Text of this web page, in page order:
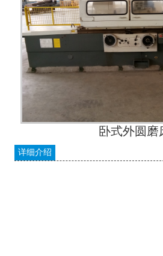
卧式外圆磨
详细介绍